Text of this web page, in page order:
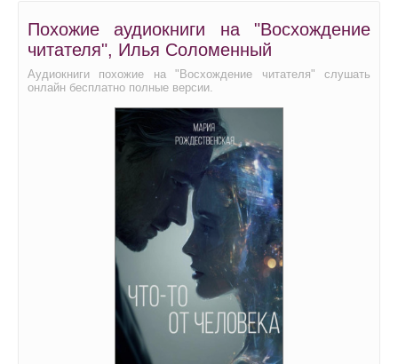
Похожие аудиокниги на "Восхождение
читателя", Илья Соломенный
Аудиокниги похожие на "Восхождение читателя" слушать
онлайн бесплатно полные версии.